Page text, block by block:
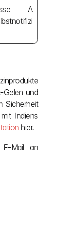
A
Gelen und
Sicherheit
Indiens
hier.